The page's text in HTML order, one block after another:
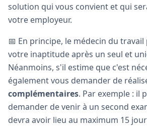
solution qui vous convient et qui
votre employeur.
📅 En principe, le médecin du
votre inaptitude après un seul et
Néanmoins, s'il estime que c'est
également vous demander de
complémentaires. Par exemple : il
demander de venir à un second
devra avoir lieu au maximum 15